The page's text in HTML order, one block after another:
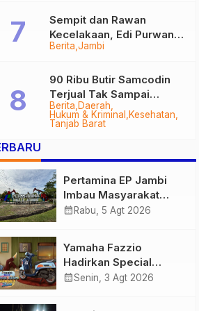
Berita Jambi
Sempit dan Rawan
Kecelakaan, Edi Purwanto
Targetkan Jalan Lintas
2028
Berita Daerah
Hukum & Kriminal
Kesehatan
Tanjab Barat
90 Ribu Butir Samcodin
Terjual Tak Sampai
Setahun, Indra Safari
Desak Audit Menyeluruh
Pertamina EP Jambi
Imbau Masyarakat
Tidak Beraktivitas di
Bersama
calendar_month Rabu, 5 Agt 2026
Yamaha Fazzio
Hadirkan Special
Edition Sunset Blue,
calendar_monthSenin, 3 Agt 2026